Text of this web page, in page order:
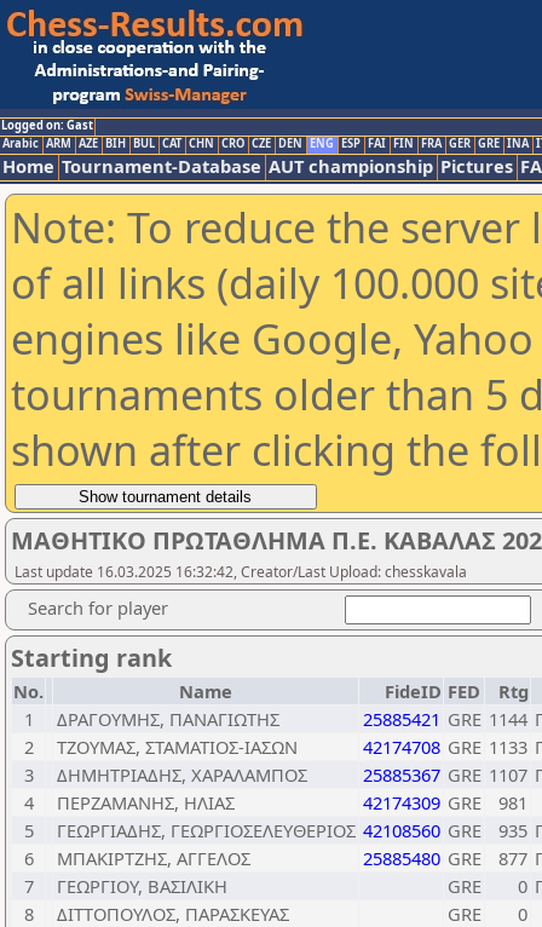
Logged on: Gast
Arabic ARM AZE BIH BUL CAT CHN CRO CZE DEN ENG ESP FAI FIN FRA GER GRE INA
Home Tournament-Database AUT championship Pictures
Note: To reduce the
of all links (daily 100.000
engines like Google,
tournaments older than 5
shown after clicking the
ΜΑΘΗΤΙΚΟ ΠΡΩΤΑΘΛΗΜΑ Π.Ε. ΚΑΒΑΛΑΣ
Last update 16.03.2025 16:32:42, Creator/Last Upload: chesskavala
Search for player
Starting rank
No. Name FideID FED
Rtg
1
ΔΡΑΓΟΥΜΗΣ, ΠΑΝΑΓΙΩΤΗΣ 25885421 GRE 1144
2
ΤΖΟΥΜΑΣ, ΣΤΑΜΑΤΙΟΣ-ΙΑΣΩΝ 42174708 GRE 1133
3
ΔΗΜΗΤΡΙΑΔΗΣ, ΧΑΡΑΛΑΜΠΟΣ 25885367 GRE 1107
4
ΠΕΡΖΑΜΑΝΗΣ, ΗΛΙΑΣ 42174309 GRE
981
5
ΓΕΩΡΓΙΑΔΗΣ, ΓΕΩΡΓΙΟΣΕΛΕΥΘΕΡΙΟΣ 42108560 GRE 935
6
ΜΠΑΚΙΡΤΖΗΣ, ΑΓΓΕΛΟΣ 25885480 GRE 877
7
ΓΕΩΡΓΙΟΥ, ΒΑΣΙΛΙΚΗ GRE 0
8
ΔΙΤΤΟΠΟΥΛΟΣ, ΠΑΡΑΣΚΕΥΑΣ GRE
0